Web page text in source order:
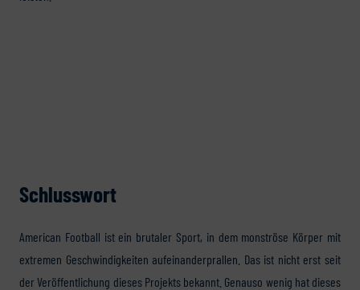
Schlusswort
American Football ist ein brutaler Sport, in dem monströse Körper mit
extremen Geschwindigkeiten aufeinanderprallen. Das ist nicht erst seit
der Veröffentlichung dieses Projekts bekannt. Genauso wenig hat dieses